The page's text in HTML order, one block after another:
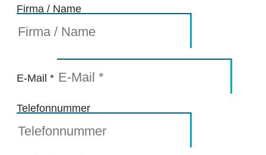
Firma / Name
E-Mail *
Telefonnummer